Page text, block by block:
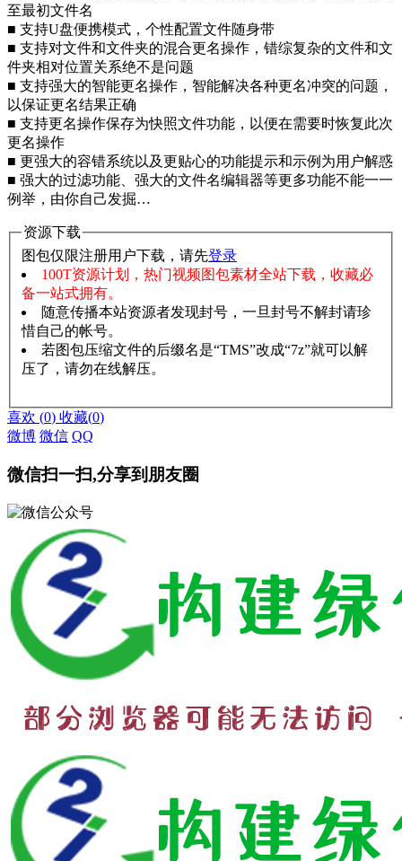
至最初文件名
■ 支持U盘便携模式，个性配置文件随身带
■ 支持对文件和文件夹的混合更名操作，错综复杂的文件和文
件夹相对位置关系绝不是问题
■ 支持强大的智能更名操作，智能解决各种更名冲突的问题，
以保证更名结果正确
■ 支持更名操作保存为快照文件功能，以便在需要时恢复此次
更名操作
■ 更强大的容错系统以及更贴心的功能提示和示例为用户解惑
■ 强大的过滤功能、强大的文件名编辑器等更多功能不能一一
例举，由你自己发掘…
资源下载
图包仅限注册用户下载，请先登录
100T资源计划，热门视频图包素材全站下载，收藏必
备一站式拥有。
随意传播本站资源者发现封号，一旦封号不解封请珍
惜自己的帐号。
若图包压缩文件的后缀名是“TMS”改成“7z”就可以解
压了，请勿在线解压。
喜欢 (0) 收藏(0)
微博 微信 QQ
微信扫一扫,分享到朋友圈